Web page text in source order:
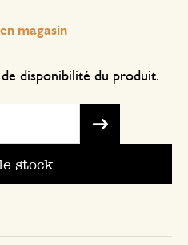
disponibilité du produit.
stock
magasin